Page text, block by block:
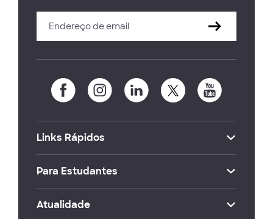
Links Rápidos
Para Estudantes
Atualidade